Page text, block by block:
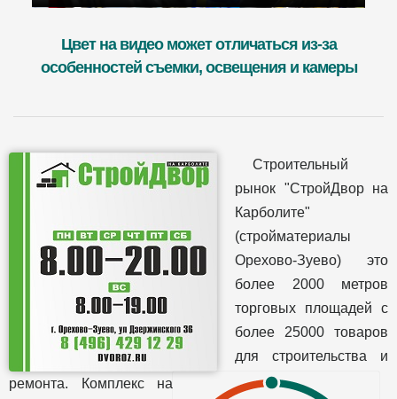
Цвет на видео может отличаться из-за
особенностей съемки, освещения и камеры
Строительный
рынок "СтройДвор на
Карболите"
(стройматериалы
Орехово-Зуево) это
более 2000 метров
торговых площадей с
более 25000 товаров
для строительства и
ремонта. Комплекс на